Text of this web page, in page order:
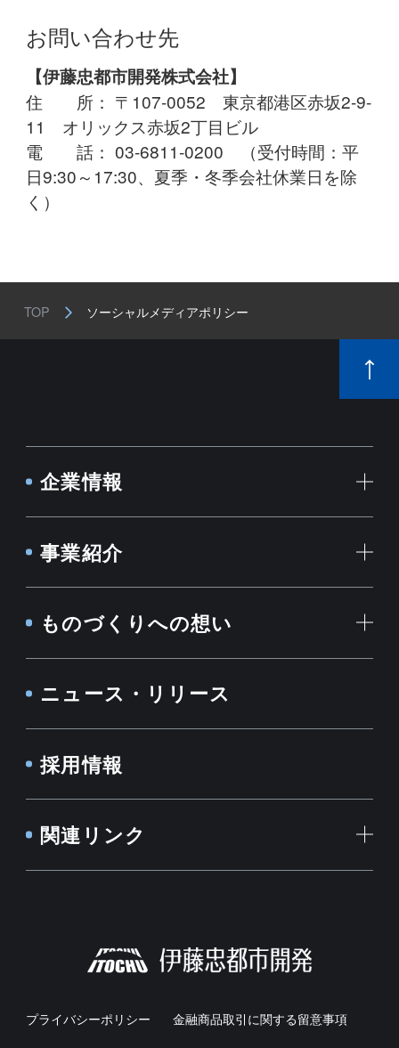
お問い合わせ先
【伊藤忠都市開発株式会社】
住所 ： 〒107-0052 東京都港区赤坂2-9-
11 オリックス赤坂2丁目ビル
電話 ： 03-6811-0200 （受付時間：平
日9:30～17:30、夏季・冬季会社休業日を除
く）
TOP ソーシャルメディアポリシー
企業情報
事業紹介
ものづくりへの想い
ニュース・リリース
採用情報
関連リンク
プライバシーポリシー 金融商品取引に関する留意事項